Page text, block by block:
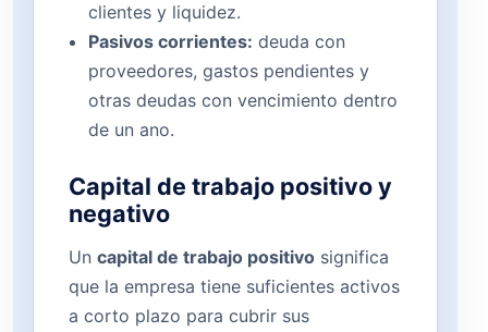
clientes y liquidez.
Pasivos corrientes: deuda con
proveedores, gastos pendientes y
otras deudas con vencimiento dentro
de un ano.
Capital de trabajo positivo y
negativo
Un capital de trabajo positivo significa
que la empresa tiene suficientes activos
a corto plazo para cubrir sus